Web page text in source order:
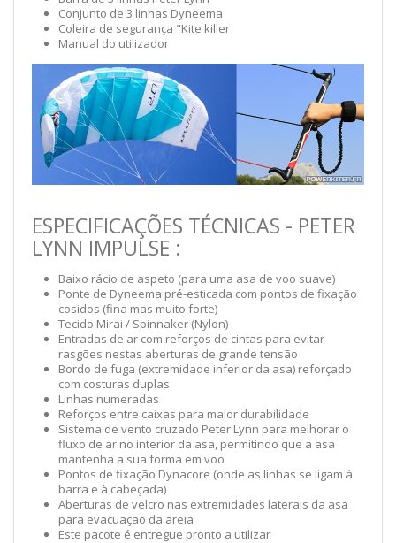
Conjunto de 3 linhas Dyneema
Coleira de segurança "Kite killer
Manual do utilizador
ESPECIFICAÇÕES TÉCNICAS - PETER
LYNN IMPULSE :
Baixo rácio de aspeto (para uma asa de voo suave)
Ponte de Dyneema pré-esticada com pontos de fixação
cosidos (fina mas muito forte)
Tecido Mirai / Spinnaker (Nylon)
Entradas de ar com reforços de cintas para evitar
rasgões nestas aberturas de grande tensão
Bordo de fuga (extremidade inferior da asa) reforçado
com costuras duplas
Linhas numeradas
Reforços entre caixas para maior durabilidade
Sistema de vento cruzado Peter Lynn para melhorar o
fluxo de ar no interior da asa, permitindo que a asa
mantenha a sua forma em voo
Pontos de fixação Dynacore (onde as linhas se ligam à
barra e à cabeçada)
Aberturas de velcro nas extremidades laterais da asa
para evacuação da areia
Este pacote é entregue pronto a utilizar